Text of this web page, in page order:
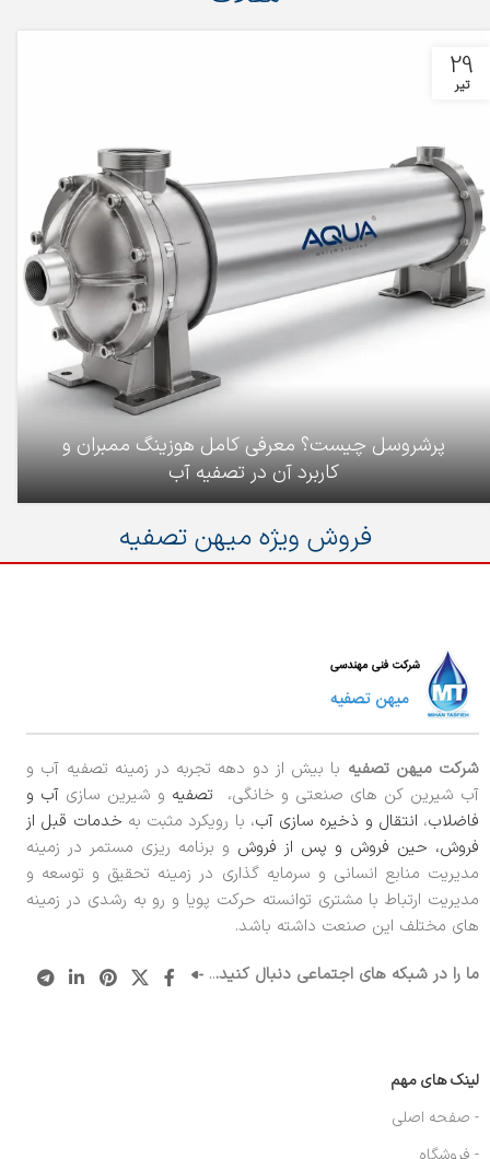
29
تیر
پرشروسل چیست؟ معرفی کامل هوزینگ ممبران و
کاربرد آن در تصفیه آب
فروش ویژه میهن تصفیه
شرکت میهن تصفیه با بیش از دو دهه تجربه در زمینه تصفیه آب و
آب شیرین کن های صنعتی و خانگی،
تصفیه و شیرین سازی آب و
فاضلاب، انتقال و ذخیره سازی آب، با رویکرد مثبت به خدمات قبل از
فروش، حین فروش و پس از فروش و برنامه ریزی مستمر در زمینه
مدیریت منابع انسانی و سرمایه گذاری در زمینه تحقیق و توسعه و
مدیریت ارتباط با مشتری توانسته حرکت پویا و رو به رشدی در زمینه
های مختلف این صنعت داشته باشد.
ما را در شبکه های اجتماعی دنبال کنید...
لینک های مهم
- صفحه اصلی